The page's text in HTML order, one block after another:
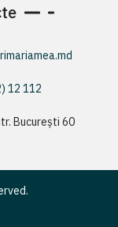
12 112
București 60